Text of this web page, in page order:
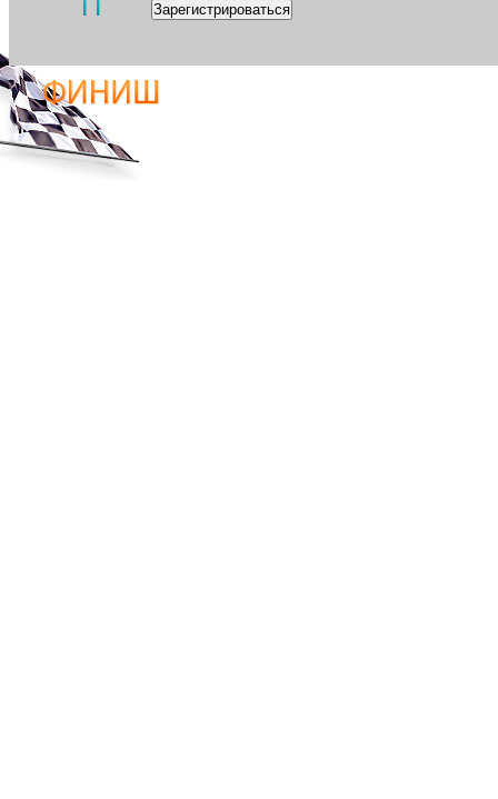
Зарегистрироваться